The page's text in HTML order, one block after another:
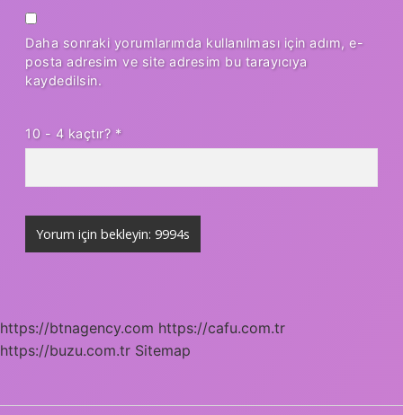
Daha sonraki yorumlarımda kullanılması için adım, e-
posta adresim ve site adresim bu tarayıcıya
kaydedilsin.
10 - 4 kaçtır? *
https://btnagency.com https://cafu.com.tr
https://buzu.com.tr Sitemap